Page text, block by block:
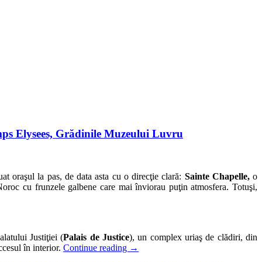
Elysees, Grădinile Muzeului Luvru
oraşul la pas, de data asta cu o direcţie clară: Sainte Chapelle,o
cu frunzele galbene care mai înviorau puţin atmosfera. Totuşi,
Justiţiei (Palais de Justice), un complex uriaş de clădiri, din
în interior. Continue reading →